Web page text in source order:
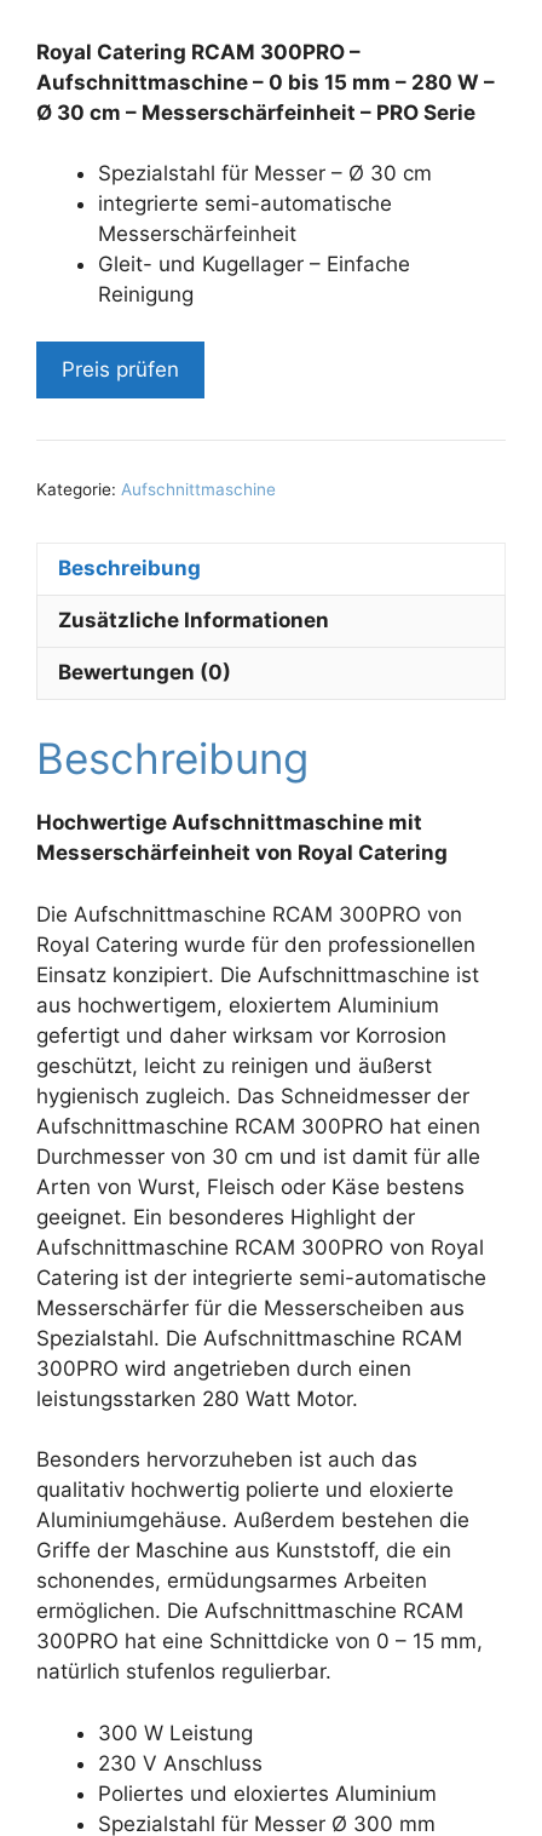
Royal Catering RCAM 300PRO –
Aufschnittmaschine – 0 bis 15 mm – 280 W –
Ø 30 cm – Messerschärfeinheit – PRO Serie
Spezialstahl für Messer – Ø 30 cm
integrierte semi-automatische
Messerschärfeinheit
Gleit- und Kugellager – Einfache
Reinigung
Preis prüfen
Kategorie: Aufschnittmaschine
Beschreibung
Zusätzliche Informationen
Bewertungen (0)
Beschreibung
Hochwertige Aufschnittmaschine mit
Messerschärfeinheit von Royal Catering
Die Aufschnittmaschine RCAM 300PRO von
Royal Catering wurde für den professionellen
Einsatz konzipiert. Die Aufschnittmaschine ist
aus hochwertigem, eloxiertem Aluminium
gefertigt und daher wirksam vor Korrosion
geschützt, leicht zu reinigen und äußerst
hygienisch zugleich. Das Schneidmesser der
Aufschnittmaschine RCAM 300PRO hat einen
Durchmesser von 30 cm und ist damit für alle
Arten von Wurst, Fleisch oder Käse bestens
geeignet. Ein besonderes Highlight der
Aufschnittmaschine RCAM 300PRO von Royal
Catering ist der integrierte semi-automatische
Messerschärfer für die Messerscheiben aus
Spezialstahl. Die Aufschnittmaschine RCAM
300PRO wird angetrieben durch einen
leistungsstarken 280 Watt Motor.
Besonders hervorzuheben ist auch das
qualitativ hochwertig polierte und eloxierte
Aluminiumgehäuse. Außerdem bestehen die
Griffe der Maschine aus Kunststoff, die ein
schonendes, ermüdungsarmes Arbeiten
ermöglichen. Die Aufschnittmaschine RCAM
300PRO hat eine Schnittdicke von 0 – 15 mm,
natürlich stufenlos regulierbar.
300 W Leistung
230 V Anschluss
Poliertes und eloxiertes Aluminium
Spezialstahl für Messer Ø 300 mm